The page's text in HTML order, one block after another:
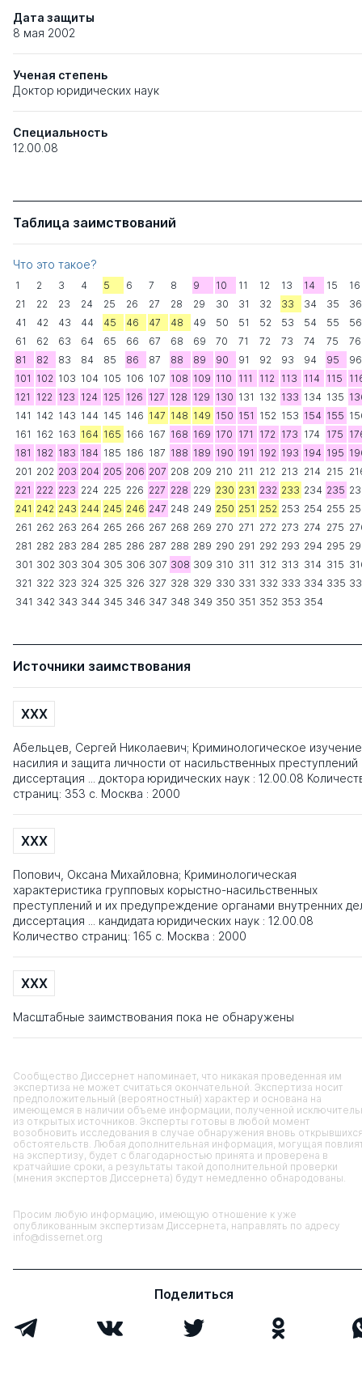
Дата защиты
8 мая 2002
Ученая степень
Доктор юридических наук
Специальность
12.00.08
Таблица заимствований
Что это такое?
1 2 3 4 5 6 7 8 9 10 11 12 13 14 15
16
21
22 23 24 25 26 27 28 29 30 31 32 33 34 35
36
41
42 43 44 45 46 47 48 49 50 51 52 53 54 55
56
61
62 63 64 65 66 67 68 69 70 71 72 73 74 75
76
81
82 83 84 85 86 87 88 89 90 91 92 93 94 95
96
101 102 103 104 105 106 107 108 109 110 111 112 113 114 115
121
122 123 124 125 126 127 128 129 130 131 132 133 134 135
141 142 143 144 145 146 147 148 149 150 151 152 153 154 155
161 162 163 164 165 166 167 168 169 170 171 172 173 174 175
181 182 183 184 185 186 187 188 189 190 191 192 193 194 195
201 202 203 204 205 206 207 208 209 210 211 212 213 214 215
221 222 223 224 225 226 227 228 229 230 231 232 233 234 235
241 242 243 244 245 246 247 248 249 250 251 252 253 254 255
261 262 263 264 265 266 267 268 269 270 271 272 273 274 275
281 282 283 284 285 286 287 288 289 290 291 292 293 294 295
301 302 303 304 305 306 307 308 309 310 311 312 313 314 315
321 322 323 324 325 326 327 328 329 330 331 332 333 334 335
341 342 343 344 345 346 347 348 349 350 351 352 353 354
Источники заимствования
XXX
Абельцев, Сергей Николаевич; Криминологическое изучение
насилия и защита личности от насильственных преступлений
диссертация ... доктора юридических наук : 12.00.08
страниц: 353 с. Москва : 2000
XXX
Попович, Оксана Михайловна; Криминологическая
характеристика групповых корыстно-насильственных
преступлений и их предупреждение органами внутренних
диссертация ... кандидата юридических наук : 12.00.08
Количество страниц: 165 с. Москва : 2000
XXX
Масштабные заимствования пока не обнаружены
Сообщество Диссернет напоминает, что никакая проведенная им
экспертиза не может считаться окончательной. Экспертиза носит
предположительный (вероятностный) характер и основана на
имеющемся в наличии объеме информации, полученной
из открытых источников. Эксперты готовы в любой момент
возобновить исследования в случае обнаружения вновь
обстоятельств. Любая дополнительная информация, могущая
на экспертизу, будет с благодарностью принята и проверена в
кратчайшие сроки, а результаты такой дополнительной проверки
(мнения экспертов Диссернета) будут немедленно обнародованы.
Просим любую информацию, имеющую отношение к уже
опубликованным экспертизам Диссернета, направлять по адресу
info@dissernet.org
Поделиться